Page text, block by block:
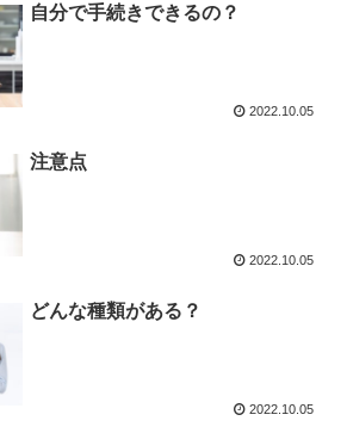
自分で手続きできるの？
2022.10.05
注意点
2022.10.05
どんな種類がある？
2022.10.05